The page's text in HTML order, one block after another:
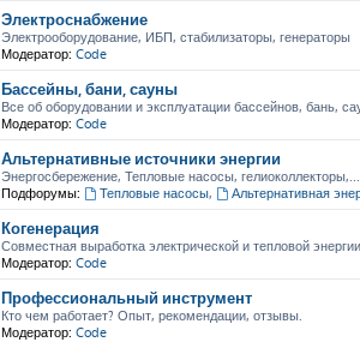
Электроснабжение
Электрооборудование, ИБП, стабилизаторы, генераторы
Модератор: Code
Бассейны, бани, сауны
Все об оборудовании и эксплуатации бассейнов, бань,
Модератор: Code
Альтернативные источники энергии
Энергосбережение, Тепловые насосы, гелиоколлекторы,...
Подфорумы:
Тепловые насосы, Альтернативная
Когенерация
Совместная выработка электрической и тепловой энергии
Модератор: Code
Профессиональный инструмент
Кто чем работает? Опыт, рекомендации, отзывы.
Модератор: Code